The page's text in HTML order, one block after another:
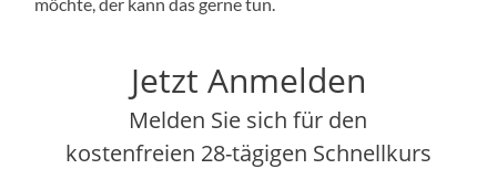
Jetzt Anmelden
Melden Sie sich für den
kostenfreien 28-tägigen Schnellkurs